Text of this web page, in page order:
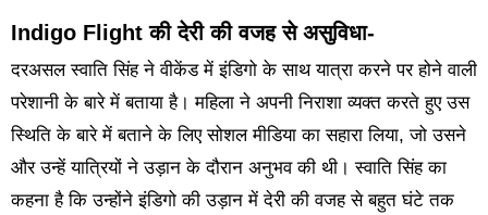
Indigo Flight की देरी की वजह से असुविधा-
दरअसल स्वाति सिंह ने वीकेंड में इंडिगो के साथ यात्रा करने पर होने वाली
परेशानी के बारे में बताया है। महिला ने अपनी निराशा व्यक्त करते हुए उस
स्थिति के बारे में बताने के लिए सोशल मीडिया का सहारा लिया, जो उसने
और उन्हें यात्रियों ने उड़ान के दौरान अनुभव की थी। स्वाति सिंह का
कहना है कि उन्होंने इंडिगो की उड़ान में देरी की वजह से बहुत घंटे तक